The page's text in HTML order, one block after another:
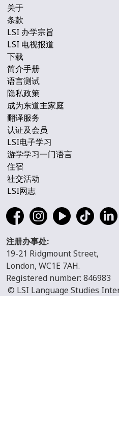
关于
条款
LSI 办学宗旨
LSI 电视报道
下载
简介手册
语言测试
隐私政策
成为东道主家庭
翻译服务
认证及会员
LSI电子学习
游学学习一门语言
住宿
社交活动
LSI网志
注册办事处:
19-21 Ridgmount Street,
London, WC1E 7AH.
Registered number: 846983
© LSI Language Studies